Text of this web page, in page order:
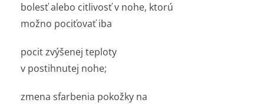
bolesť alebo citlivosť v nohe, ktorú
možno pociťovať iba
pocit zvýšenej teploty
v postihnutej nohe;
zmena sfarbenia pokožky na